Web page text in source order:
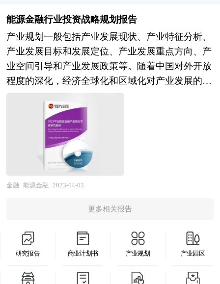
对我国北京、广东等地主要包装设计产业规划的概
况、策略进行了分析，揭示了包装设计产业的发展
机会，以及当前包装设计产业面临的竞争与挑战。
本报告内容丰富、翔实，是包装设计产业相关企
业、投资企业以及当地政府准确了解目前包装设计
产业发展动态，把握包装设计产业发展趋势，制定
区域产业规划必备的精品。
了药妆“十四五”整体规划建议、产业规划建议、区
域规划建议等；最后，就药妆行业“十四五”期间投
资机遇、投资风险、投资策略进行了审慎分析。
身环境调整经营策略。
为客户提供中国肉兔养殖行业年度供求数据分析，
点。 本研究咨询报告由中研普华咨询公司领衔撰
写，在大量周密的市场调研基础上，主要依据了国
家统计局、国家商务部、国家发改委、国家经济信
息中心、国务院发展研究中心、全国商业信息中
心、中国经济景气监测中心、中国行业研究网、全
国及海外多种相关报刊杂志的基础信息等公布和提
供的大量资料，对国际、国内肉兔养殖行业市场发
展状况、关联行业发展状况、行业竞争状况、优势
企业发展状况、消费现状以及行业营销进行了深入
的分析，在总结中国肉兔养殖行业发展历程的基础
上，结合新时期的各方面因素，对中国肉兔养殖行
业的发展趋势给予了细致和审慎的预测论证。本报
究单位极具参考价值的专业报告。
能源金融行业投资战略规划报告
产业规划一般包括产业发展现状、产业特征分析、
产业发展目标和发展定位、产业发展重点方向、产
业空间引导和产业发展政策等。随着中国对外开放
程度的深化，经济全球化和区域化对产业发展的影
响显著增强，产业间的竞争层次和深度也发生了变
化。因此，科学预测产业发展趋势和空间变化态
势，对产业发展和规划具有重要的意义。中研普华
拥有20年的产业规划、细分市场研究及大量项目运
作经验，业务覆盖全球。累积200多个产业园区规
划落地项目案例，拥有丰富的产业园区、特色小
镇、田园综合体、文旅地产、智慧物流、乡村振兴
服务经验，形成了独特的产业研究及战略投资一体
万份行业研究报告数据库、服务了10000多家企事
业单位，现已成为中国最具影响力的产业研究咨询
综合服务机构。集团下属研究院的产业研究报告在
金融 能源金融 2023-04-03
更多相关报告
研究报告 商业计划书 产业规划 产业园区